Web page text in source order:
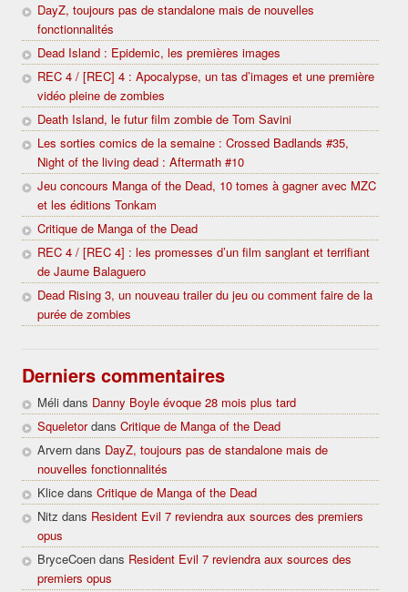
DayZ, toujours pas de standalone mais de nouvelles
fonctionnalités
Dead Island : Epidemic, les premières images
REC 4 / [REC] 4 : Apocalypse, un tas d’images et une première
vidéo pleine de zombies
Death Island, le futur film zombie de Tom Savini
Les sorties comics de la semaine : Crossed Badlands #35,
Night of the living dead : Aftermath #10
Jeu concours Manga of the Dead, 10 tomes à gagner avec MZC
et les éditions Tonkam
Critique de Manga of the Dead
REC 4 / [REC 4] : les promesses d’un film sanglant et terrifiant
de Jaume Balaguero
Dead Rising 3, un nouveau trailer du jeu ou comment faire de la
purée de zombies
Derniers commentaires
Méli dans Danny Boyle évoque 28 mois plus tard
Squeletordans Critique de Manga of the Dead
Arvern dans DayZ, toujours pas de standalone mais de
nouvelles fonctionnalités
Klice dans Critique de Manga of the Dead
Nitz dans Resident Evil 7 reviendra aux sources des premiers
opus
BryceCoen dans Resident Evil 7 reviendra aux sources des
premiers opus